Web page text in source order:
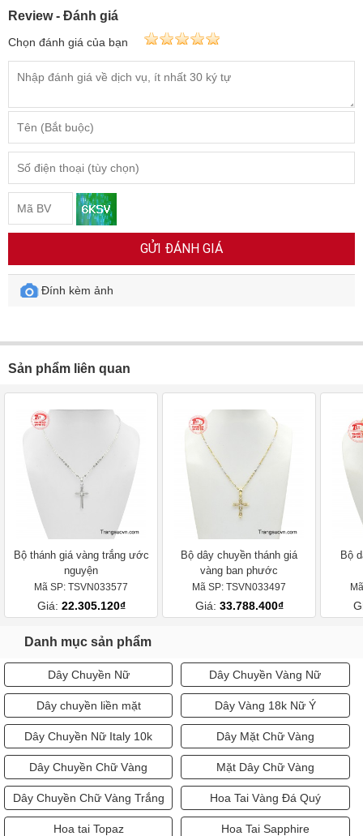
GỬI ĐÁNH GIÁ
Bộ thánh giá vàng trắng ước
nguyện
Mã SP: TSVN033577
Giá:22.305.120₫
Bộ dây chuyền thánh giá
vàng ban phước
Mã SP: TSVN033497
Giá:33.788.400₫
Dây Chuyền Nữ Dây Chuyền Vàng Nữ
Dây chuyền liền mặt Dây Vàng 18k Nữ Ý
Dây Chuyền Nữ Italy 10k Dây Mặt Chữ Vàng
Dây Chuyền Chữ Vàng Mặt Dây Chữ Vàng
Dây Chuyền Chữ Vàng Trắng Hoa Tai Vàng Đá Quý